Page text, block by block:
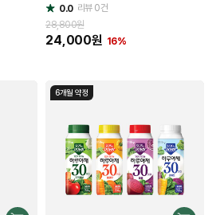
별
점
0.0 리뷰0건
28,800원
24,000원 16%
6개월 약정